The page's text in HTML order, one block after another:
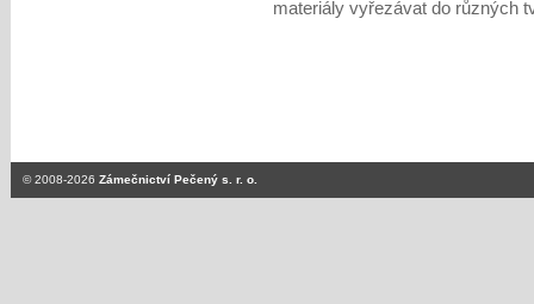
materiály vyřezávat do různých
© 2008-2026 Zámečnictví Pečený s. r. o.